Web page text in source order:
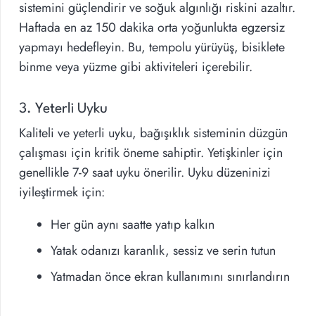
sistemini güçlendirir ve soğuk algınlığı riskini azaltır.
Haftada en az 150 dakika orta yoğunlukta egzersiz
yapmayı hedefleyin. Bu, tempolu yürüyüş, bisiklete
binme veya yüzme gibi aktiviteleri içerebilir.
3. Yeterli Uyku
Kaliteli ve yeterli uyku, bağışıklık sisteminin düzgün
çalışması için kritik öneme sahiptir. Yetişkinler için
genellikle 7-9 saat uyku önerilir. Uyku düzeninizi
iyileştirmek için:
Her gün aynı saatte yatıp kalkın
Yatak odanızı karanlık, sessiz ve serin tutun
Yatmadan önce ekran kullanımını sınırlandırın